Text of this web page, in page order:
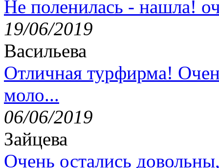
Не поленилась - нашла!
19/06/2019
Васильева
Отличная турфирма!
моло...
06/06/2019
Зайцева
Очень остались